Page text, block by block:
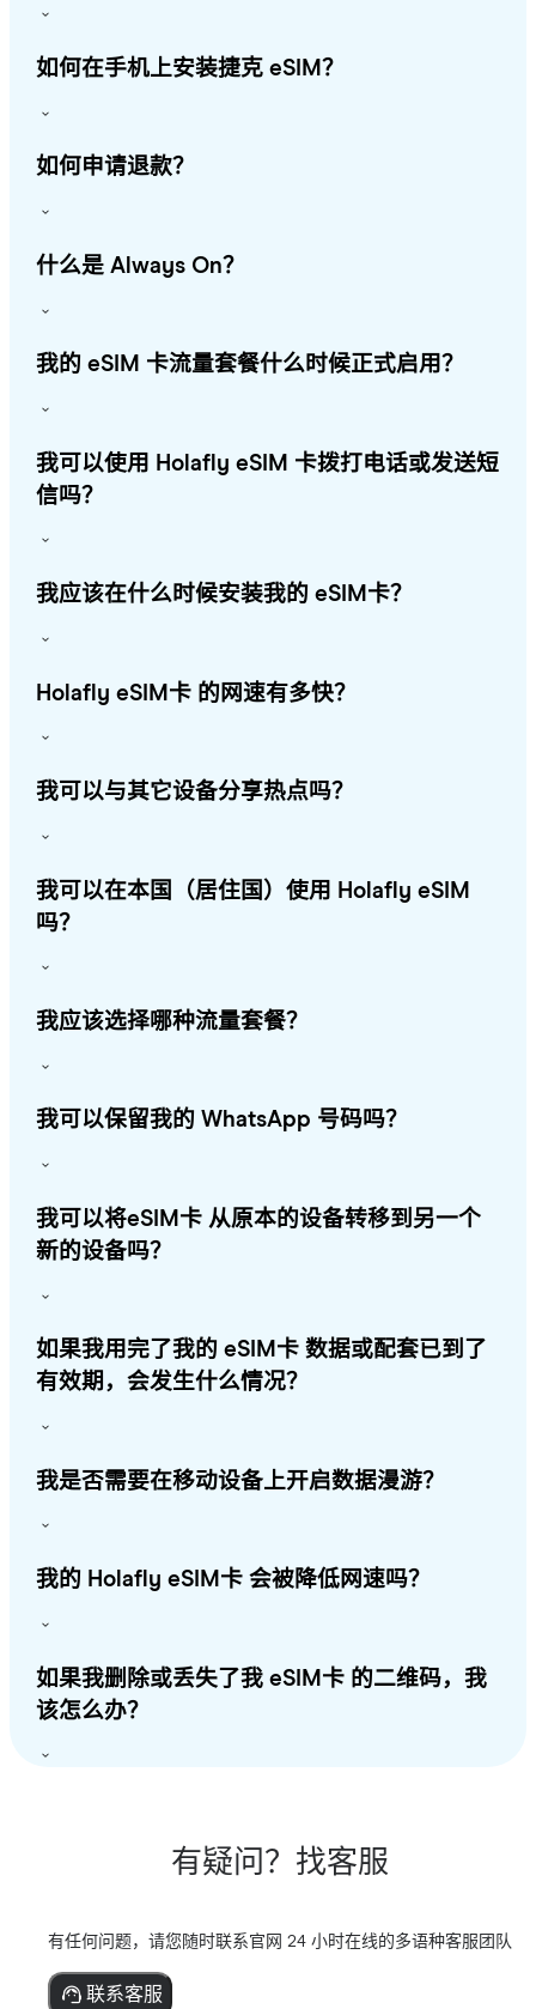
如何在手机上安装捷克 eSIM？
如何申请退款？
什么是 Always On？
我的 eSIM 卡流量套餐什么时候正式启用？
我可以使用 Holafly eSIM 卡拨打电话或发送短
信吗？
我应该在什么时候安装我的 eSIM卡？
Holafly eSIM卡 的网速有多快？
我可以与其它设备分享热点吗？
我可以在本国（居住国）使用 Holafly eSIM
吗？
我应该选择哪种流量套餐？
我可以保留我的 WhatsApp 号码吗？
我可以将eSIM卡 从原本的设备转移到另一个
新的设备吗？
如果我用完了我的 eSIM卡 数据或配套已到了
有效期，会发生什么情况？
我是否需要在移动设备上开启数据漫游？
我的 Holafly eSIM卡 会被降低网速吗？
如果我删除或丢失了我 eSIM卡 的二维码，我
该怎么办？
有疑问？找客服
有任何问题，请您随时联系官网 24 小时在线的多语种客服团队
联系客服